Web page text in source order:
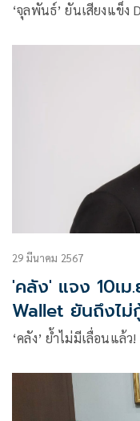
‘จุลพันธ์’ ยันเสียงแข็ง
29 มีนาคม 2567
'คลัง' แจง 10เม
Wallet ยันถึงไม่
อุ้มร้านค้าเล็ก
‘คลัง’ ย้ำไม่มีเลื่อนแล้